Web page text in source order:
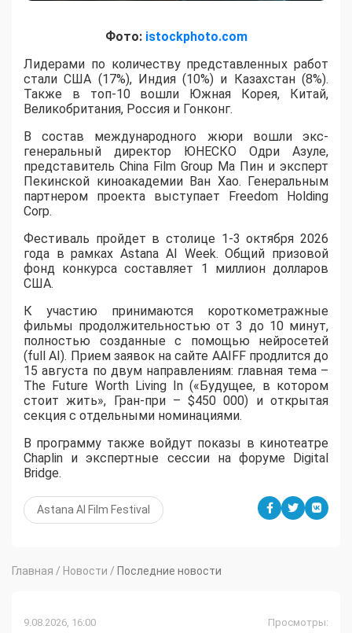
Фото: istockphoto.com
Лидерами по количеству представленных работ
стали США (17%), Индия (10%) и Казахстан (8%).
Также в топ-10 вошли Южная Корея, Китай,
Великобритания, Россия и Гонконг.
В состав международного жюри вошли экс-
генеральный директор ЮНЕСКО Одри Азуле,
представитель China Film Group Ма Пин и эксперт
Пекинской киноакадемии Ван Хао. Генеральным
партнером проекта выступает Freedom Holding
Corp.
​Фестиваль пройдет в столице 1-3 октября 2026
года в рамках Astana AI Week. Общий призовой
фонд конкурса составляет 1 миллион долларов
США.
К участию принимаются короткометражные
фильмы продолжительностью от 3 до 10 минут,
полностью созданные с помощью нейросетей
(full AI). Прием заявок на сайте AAIFF продлится до
15 августа по двум направлениям: главная тема –
The Future Worth Living In («Будущее, в котором
стоит жить», Гран-при – $450 000) и открытая
секция с отдельными номинациями.
В программу также войдут показы в кинотеатре
Chaplin и экспертные сессии на форуме Digital
Bridge.
Astana AI Film Festival
Главная / Новости / Последние новости
9.08.2026, 16:00 Просмотры: